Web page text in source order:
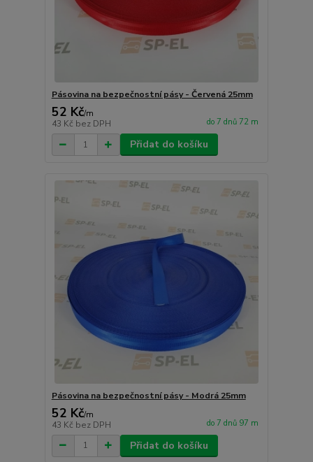
Pásovina na bezpečnostní pásy - Červená 25mm
52 Kč/m
43 Kč bez DPH do 7 dnů 72 m
Přidat do košíku
Pásovina na bezpečnostní pásy - Modrá 25mm
52 Kč/m
43 Kč bez DPH do 7 dnů 97 m
Přidat do košíku